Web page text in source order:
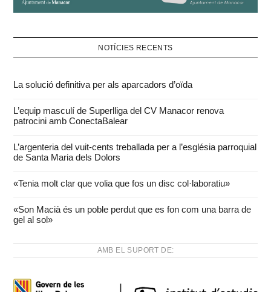
NOTÍCIES RECENTS
La solució definitiva per als aparcadors d’oïda
L’equip masculí de Superlliga del CV Manacor renova
patrocini amb ConectaBalear
L’argenteria del vuit-cents treballada per a l’església parroquial
de Santa Maria dels Dolors
«Tenia molt clar que volia que fos un disc col·laboratiu»
«Son Macià és un poble perdut que es fon com una barra de
gel al sol»
AMB EL SUPORT DE: